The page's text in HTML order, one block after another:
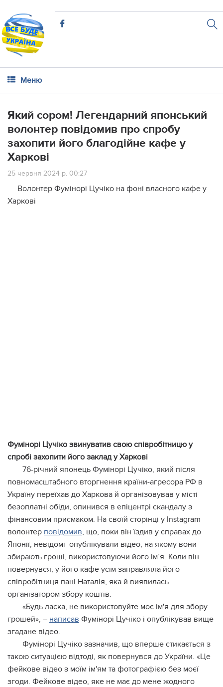
Меню
Який сором! Легендарний японський
волонтер повідомив про спробу
захопити його благодійне кафе у
Харкові
25 червня 2024 р. 00:27
Волонтер Фумінорі Цучіко на фоні власного кафе у
Харкові
Фумінорі Цучіко звинуватив свою співробітницю у
спробі захопити його заклад у Харкові
76-річний японець Фумінорі Цучіко, який після
повномасштабного вторгнення країни-агресора РФ в
Україну переїхав до Харкова й організовував у місті
безоплатні обіди, опинився в епіцентрі скандалу з
фінансовим присмаком. На своїй сторінці у Instagram
волонтер повідомив, що, поки він їздив у справах до
Японії, невідомі опублікували відео, на якому вони
збирають гроші, використовуючи його ім’я. Коли він
повернувся, у його кафе усім заправляла його
співробітниця пані Наталія, яка й виявилась
організатором збору коштів.
«Будь ласка, не використовуйте моє ім'я для збору
грошей», – написав Фумінорі Цучіко і опублікував вище
згадане відео.
Фумінорі Цучіко зазначив, що вперше стикається з
такою ситуацією відтоді, як повернувся до України. «Це
фейкове відео з моїм ім'ям та фотографією без моєї
згоди. Фейкове відео, яке не має до мене жодного